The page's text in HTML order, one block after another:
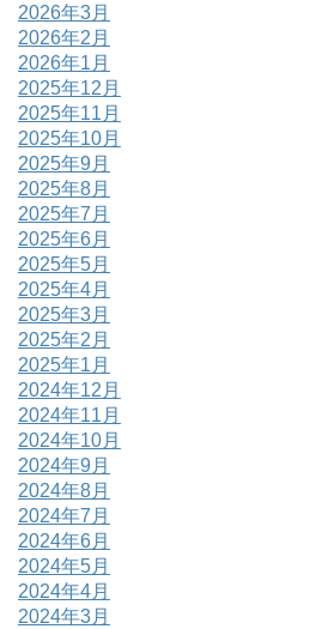
2026年3月
2026年2月
2026年1月
2025年12月
2025年11月
2025年10月
2025年9月
2025年8月
2025年7月
2025年6月
2025年5月
2025年4月
2025年3月
2025年2月
2025年1月
2024年12月
2024年11月
2024年10月
2024年9月
2024年8月
2024年7月
2024年6月
2024年5月
2024年4月
2024年3月